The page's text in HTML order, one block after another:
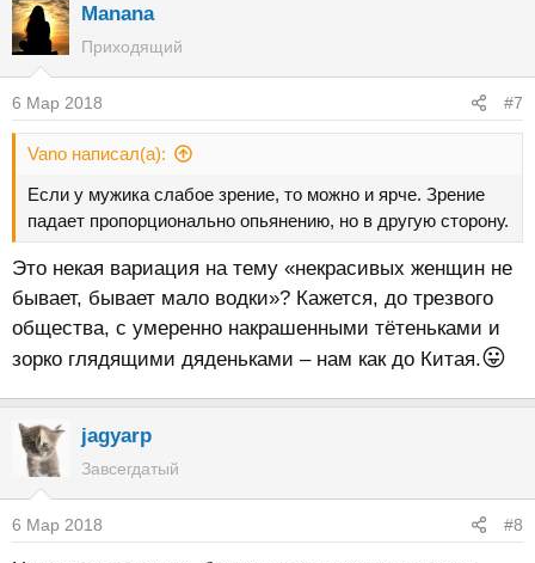
Manana
Приходящий
6 Мар 2018 #7
Vano написал(а):
Если у мужика слабое зрение, то можно и ярче. Зрение
падает пропорционально опьянению, но в другую сторону.
Это некая вариация на тему «некрасивых женщин не
бывает, бывает мало водки»? Кажется, до трезвого
общества, с умеренно накрашенными тётеньками и
зорко глядящими дяденьками – нам как до Китая.😛
jagyarp
Завсегдатый
6 Мар 2018 #8